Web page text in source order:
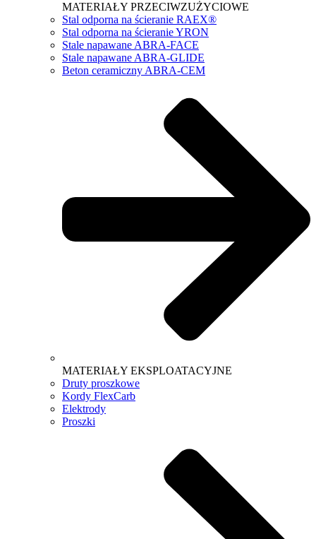
MATERIAŁY PRZECIWZUŻYCIOWE
Stal odporna na ścieranie RAEX®
Stal odporna na ścieranie YRON
Stale napawane ABRA-FACE
Stale napawane ABRA-GLIDE
Beton ceramiczny ABRA-CEM
MATERIAŁY EKSPLOATACYJNE
Druty proszkowe
Kordy FlexCarb
Elektrody
Proszki